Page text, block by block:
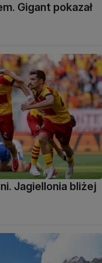
Gigant pokazał
Jagiellonia bliżej